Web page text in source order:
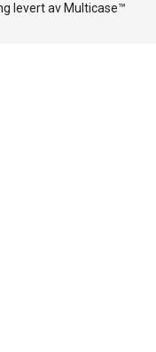
levert av Multicase™